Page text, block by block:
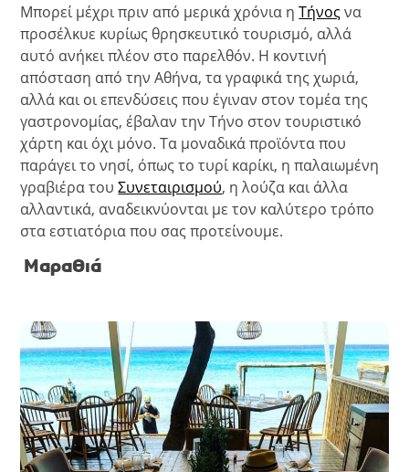
Μπορεί μέχρι πριν από μερικά χρόνια ηΤήνοςνα
προσέλκυε κυρίως θρησκευτικό τουρισμό, αλλά
αυτό ανήκει πλέον στο παρελθόν. Η κοντινή
απόσταση από την Αθήνα, τα γραφικά της χωριά,
αλλά και οι επενδύσεις που έγιναν στον τομέα της
γαστρονομίας, έβαλαν την Τήνο στον τουριστικό
χάρτη και όχι μόνο. Τα μοναδικά προϊόντα που
παράγει το νησί, όπως το τυρί καρίκι, η παλαιωμένη
γραβιέρα τουΣυνεταιρισμού, η λούζα και άλλα
αλλαντικά, αναδεικνύονται με τον καλύτερο τρόπο
στα εστιατόρια που σας προτείνουμε.
Μαραθιά